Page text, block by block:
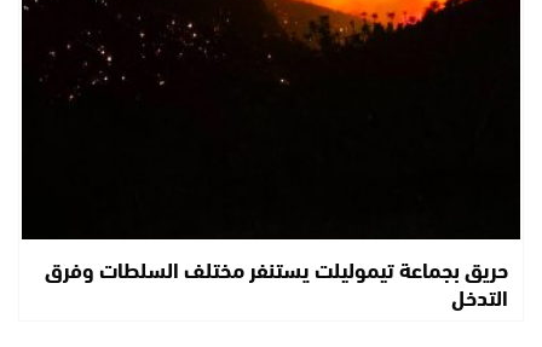
حريق بجماعة تيموليلت يستنفر مختلف السلطات وفرق
التدخل